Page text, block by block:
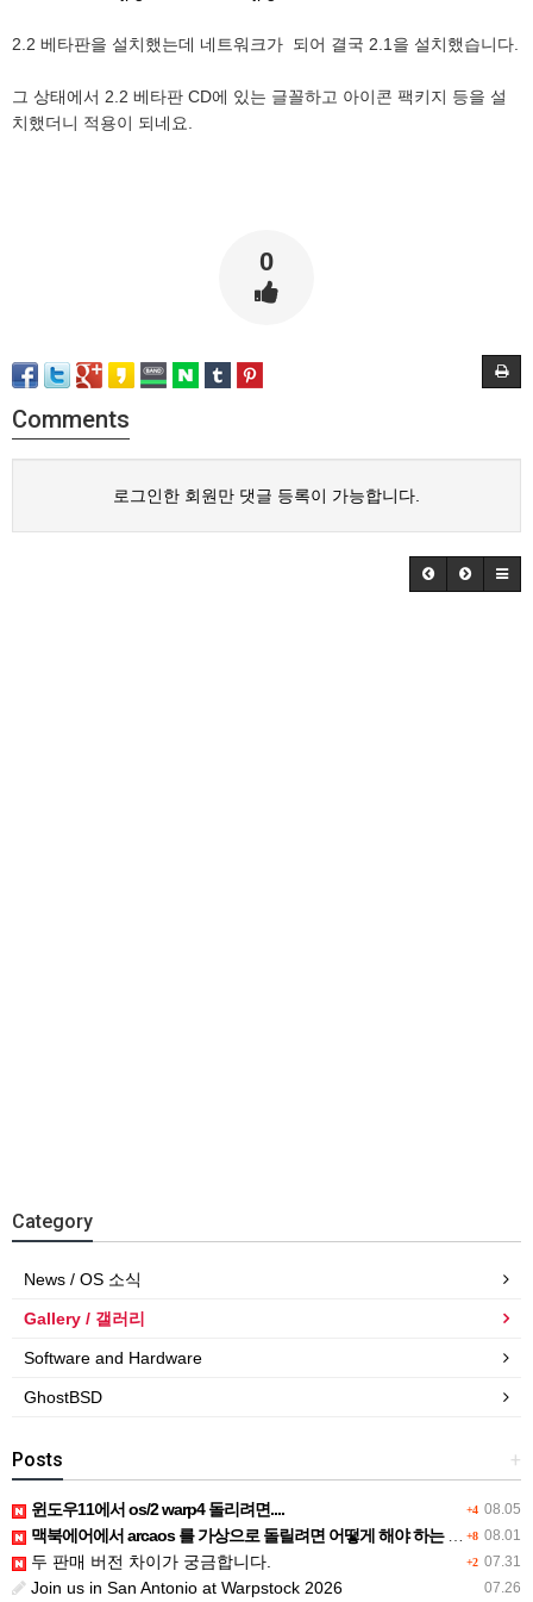
2.2 베타판을 설치했는데 네트워크가 되어 결국 2.1을 설치했습니다.
그 상태에서 2.2 베타판 CD에 있는 글꼴하고 아이콘 팩키지 등을 설
치했더니 적용이 되네요.
0
Comments
로그인한 회원만 댓글 등록이 가능합니다.
Category
News / OS 소식
Gallery / 갤러리
Software and Hardware
GhostBSD
+
Posts
+4 08.05
윈도우11에서 os/2 warp4 돌리려면....
+8 08.01
맥북에어에서 arcaos 를 가상으로 돌릴려면 어떻게 해야 하는 지요?
+2 07.31
두 판매 버전 차이가 궁금합니다.
07.26
Join us in San Antonio at Warpstock 2026